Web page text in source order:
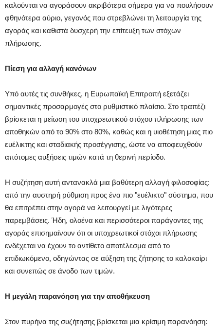
καλούνται να αγοράσουν ακριβότερα σήμερα για να πουλήσουν
φθηνότερα αύριο, γεγονός που στρεβλώνει τη λειτουργία της
αγοράς και καθιστά δυσχερή την επίτευξη των στόχων
πλήρωσης.
Πίεση για αλλαγή κανόνων
Υπό αυτές τις συνθήκες, η Ευρωπαϊκή Επιτροπή εξετάζει
σημαντικές προσαρμογές στο ρυθμιστικό πλαίσιο. Στο τραπέζι
βρίσκεται η μείωση του υποχρεωτικού στόχου πλήρωσης των
αποθηκών από το 90% στο 80%, καθώς και η υιοθέτηση μιας πιο
ευέλικτης και σταδιακής προσέγγισης, ώστε να αποφευχθούν
απότομες αυξήσεις τιμών κατά τη θερινή περίοδο.
Η συζήτηση αυτή αντανακλά μια βαθύτερη αλλαγή φιλοσοφίας:
από την αυστηρή ρύθμιση προς ένα πιο "ευέλικτο" σύστημα, που
θα επιτρέπει στην αγορά να λειτουργεί με λιγότερες
παρεμβάσεις. Ήδη, ολοένα και περισσότεροι παράγοντες της
αγοράς επισημαίνουν ότι οι υποχρεωτικοί στόχοι πλήρωσης
ενδέχεται να έχουν το αντίθετο αποτέλεσμα από το
επιδιωκόμενο, οδηγώντας σε αύξηση της ζήτησης το καλοκαίρι
και συνεπώς σε άνοδο των τιμών.
Η μεγάλη παρανόηση για την αποθήκευση
Στον πυρήνα της συζήτησης βρίσκεται μια κρίσιμη παρανόηση: